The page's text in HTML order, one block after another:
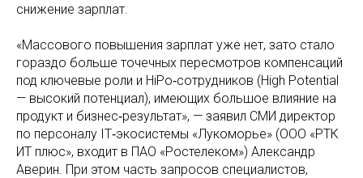
снижение зарплат.
«Массового повышения зарплат уже нет, зато стало
гораздо больше точечных пересмотров компенсаций
под ключевые роли и HiPo‑сотрудников (High Potential
— высокий потенциал), имеющих большое влияние на
продукт и бизнес‑результат», — заявил СМИ директор
по персоналу IT‑экосистемы «Лукоморье» (ООО «РТК
ИТ плюс», входит в ПАО «Ростелеком») Александр
Аверин. При этом часть запросов специалистов,